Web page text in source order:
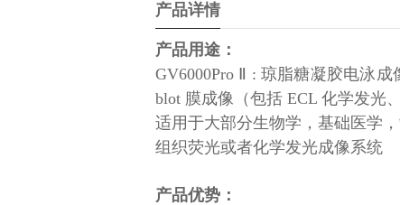
产品详情
产品用途：
GV6000Pro Ⅱ : 琼脂糖凝胶电泳
blot 膜成像（包括 ECL 化学发光
适用于大部分生物学，基础医学
组织荧光或者化学发光成像系统
产品优势 ：